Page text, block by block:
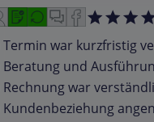
Termin war kurzfristig
Beratung und
Rechnung war
Kundenbeziehung